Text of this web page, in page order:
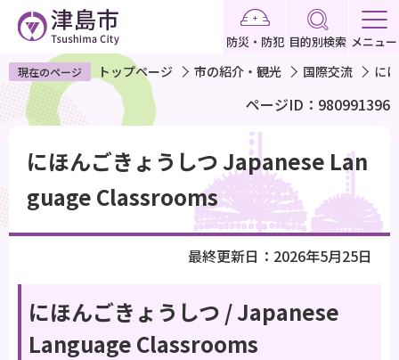
ペ
ー
ジ
で
す
防災・防犯 目的別検索 メニュー
現在のページ トップページ 市の紹介・観光 国際交流 に
ページID：980991396
か
にほんごきょうしつ Japanese Lan
guage Classrooms
最終更新日：2026年5月25日
にほんごきょうしつ / Japanese
Language Classrooms